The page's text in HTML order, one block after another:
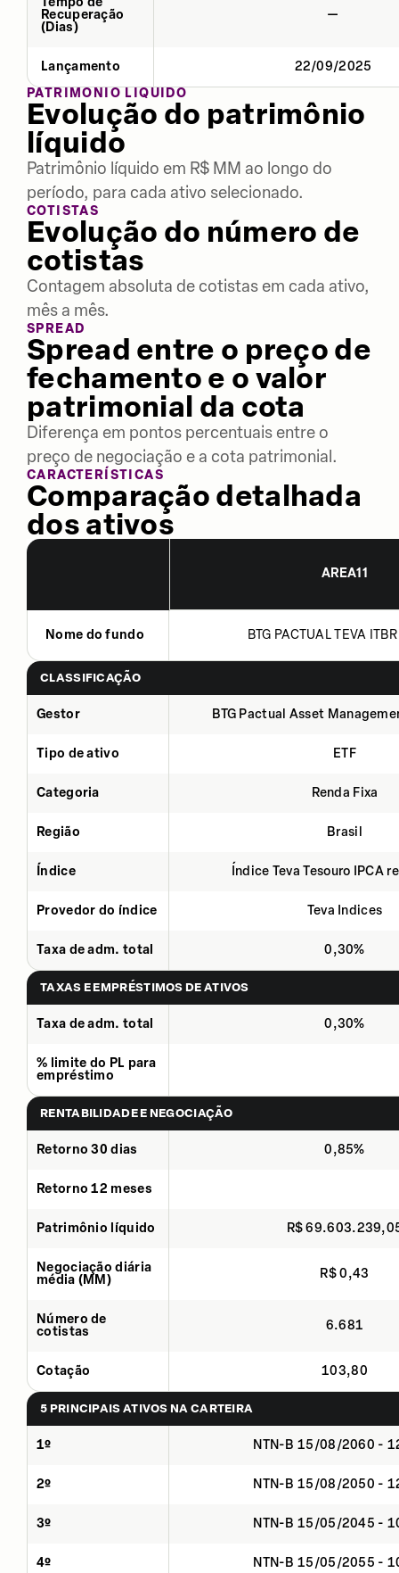
Recuperação
(Dias)
—
Lançamento
22/09/2025
PATRIMÔNIO LÍQUIDO
Evolução do patrimônio
líquido
Patrimônio líquido em R$ MM ao longo do
período, para cada ativo selecionado.
COTISTAS
Evolução do número de
cotistas
Contagem absoluta de cotistas em cada ativo,
mês a mês.
SPREAD
Spread entre o preço de
fechamento e o valor
patrimonial da cota
Diferença em pontos percentuais entre o
preço de negociação e a cota patrimonial.
CARACTERÍSTICAS
Comparação detalhada
dos ativos
AREA11
Nome do fundo BTG PACTUAL TEVA
CLASSIFICAÇÃO
Gestor BTG Pactual Asset
Tipo de ativo ETF
Categoria Renda Fixa
Região Brasil
Índice Índice Teva Tesouro IPCA
Provedor do índice Teva Indices
Taxa de adm. total 0,30%
TAXAS E EMPRÉSTIMOS DE ATIVOS
Taxa de adm. total 0,30%
% limite do PL para
empréstimo
RENTABILIDADE E NEGOCIAÇÃO
Retorno 30 dias 0,85%
Retorno 12 meses
Patrimônio líquido R$
Negociação diária
média (MM)
R$ 0,43
Número de
cotistas
6.681
Cotação 103,80
5 PRINCIPAIS ATIVOS NA CARTEIRA
1º NTN-B 15/08/2060 -
2º NTN-B 15/08/2050 -
3º NTN-B 15/05/2045 -
4º NTN-B 15/05/2055 -